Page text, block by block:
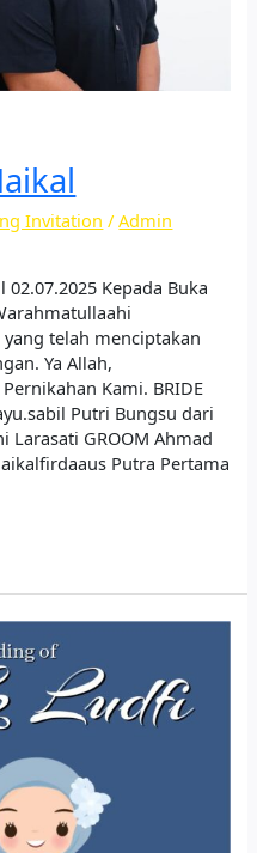
Invitation /Admin
Kepada Buka
telah menciptakan
Ya Allah,
Kami.​ BRIDE
Putri Bungsu dari
Larasati GROOM Ahmad
Putra Pertama